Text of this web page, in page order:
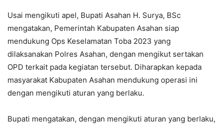
Usai mengikuti apel, Bupati Asahan H. Surya, BSc
mengatakan, Pemerintah Kabupaten Asahan siap
mendukung Ops Keselamatan Toba 2023 yang
dilaksanakan Polres Asahan, dengan mengikut sertakan
OPD terkait pada kegiatan tersebut. Diharapkan kepada
masyarakat Kabupaten Asahan mendukung operasi ini
dengan mengikuti aturan yang berlaku.
Bupati mengatakan, dengan mengikuti aturan yang berlaku,